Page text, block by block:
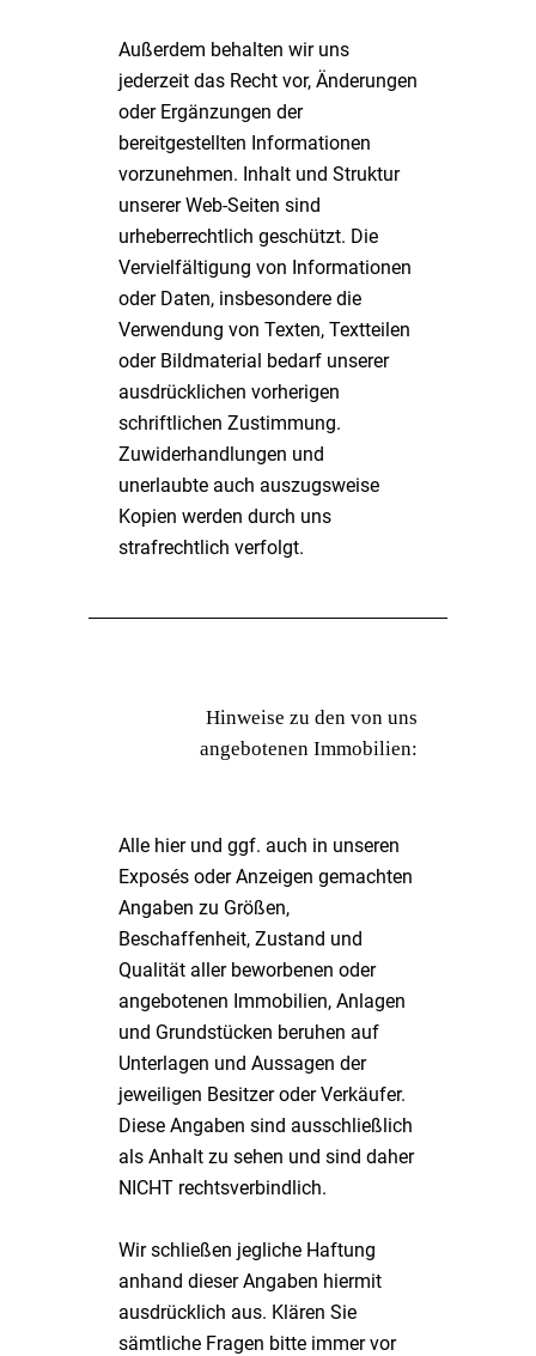
Außerdem behalten wir uns
jederzeit das Recht vor, Änderungen
oder Ergänzungen der
bereitgestellten Informationen
vorzunehmen. Inhalt und Struktur
unserer Web-Seiten sind
urheberrechtlich geschützt. Die
Vervielfältigung von Informationen
oder Daten, insbesondere die
Verwendung von Texten, Textteilen
oder Bildmaterial bedarf unserer
ausdrücklichen vorherigen
schriftlichen Zustimmung.
Zuwiderhandlungen und
unerlaubte auch auszugsweise
Kopien werden durch uns
strafrechtlich verfolgt.
Hinweise zu den von uns
angebotenen Immobilien:
Alle hier und ggf. auch in unseren
Exposés oder Anzeigen gemachten
Angaben zu Größen,
Beschaffenheit, Zustand und
Qualität aller beworbenen oder
angebotenen Immobilien, Anlagen
und Grundstücken beruhen auf
Unterlagen und Aussagen der
jeweiligen Besitzer oder Verkäufer.
Diese Angaben sind ausschließlich
als Anhalt zu sehen und sind daher
NICHT rechtsverbindlich.
Wir schließen jegliche Haftung
anhand dieser Angaben hiermit
ausdrücklich aus. Klären Sie
sämtliche Fragen bitte immer vor